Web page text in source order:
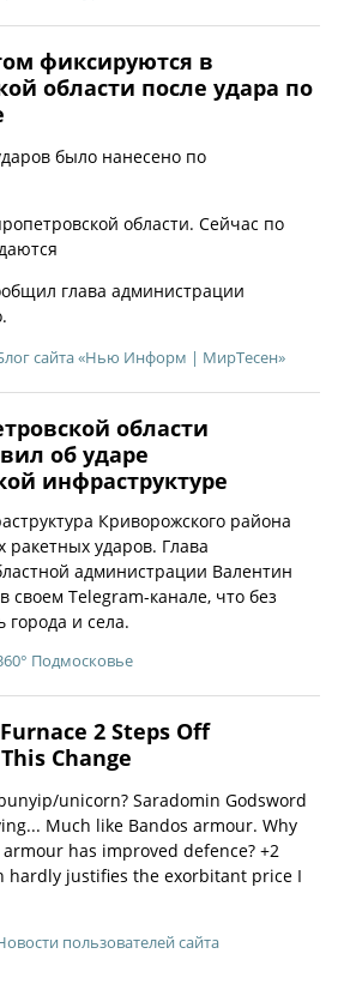
фиксируются в
области после удара по
было нанесено по
области. Сейчас по
глава администрации
сайта «Нью Информ | МирТесен»
области
об ударе
инфраструктуре
Криворожского района
ракетных ударов. Глава
администрации Валентин
своем Telegram-канале, что без
города и села.
Подмосковье
2 Steps Off
Change
unicorn? Saradomin Godsword
Much like Bandos armour. Why
has improved defence? +2
hardly justifies the exorbitant price I
пользователей сайта